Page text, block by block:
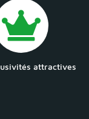
attractives